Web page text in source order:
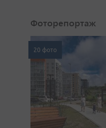
Фоторепортаж
20 фото